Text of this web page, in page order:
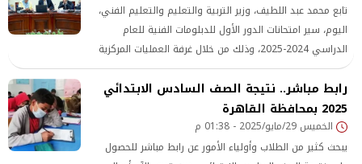
تابع محمد عبد اللطيف، وزير التربية والتعليم والتعليم الفني،
اليوم، سير امتحانات الدور الأول للدبلومات الفنية للعام
الدراسي 2024-2025، وذلك من خلال غرفة العمليات المركزية
بمقر الوزارة في العاصمة الإدارية الجديدة.
رابط مباشر.. نتيجة الصف السادس الابتدائي
2025 بمحافظة القاهرة
الخميس 29/مايو/2025 - 01:38 م
يبحث كثير من الطلاب وأولياء الأمور عن رابط مباشر للحصول